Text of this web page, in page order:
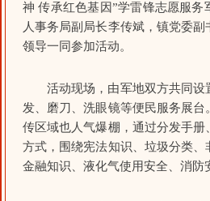
神 传承红色基因”学雷锋志愿服务
人事务局副局长李传斌，镇党委
领导一同参加活动。
活动现场，由军地双方共同设
发、磨刀、洗眼镜等便民服务展
传区域也人气爆棚，通过分发手
方式，围绕宪法知识、垃圾分类、
金融知识、液化气使用安全、消防